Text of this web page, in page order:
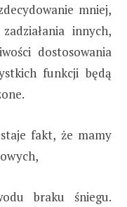
mniej,
innych,
dostosowania
funkcji będą
fakt, że mamy
braku śniegu.